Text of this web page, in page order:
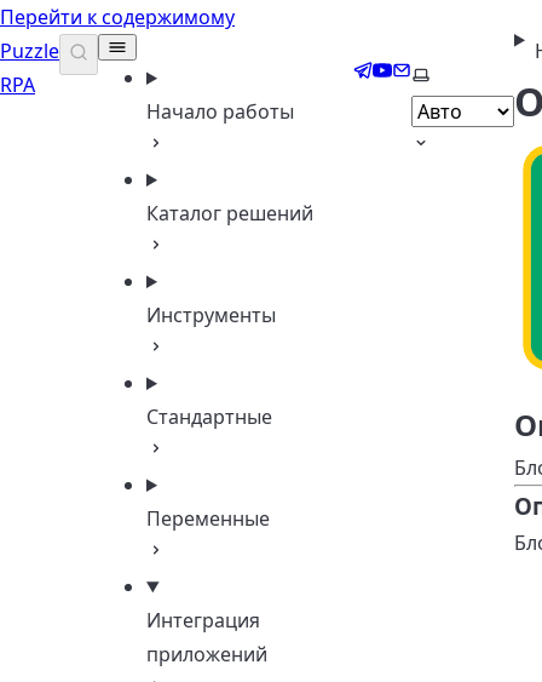
Перейти к содержимому
Puzzle
RPA
Начало работы
Каталог решений
Инструменты
Стандартные
Переменные
Интеграция
приложений
Telegram
YouTube
EmailВыберите